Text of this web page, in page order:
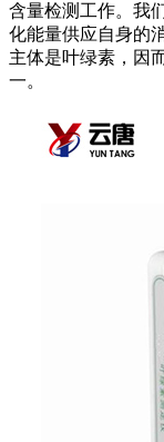
含量检测工作。我
化能量供应自身的
主体是叶绿素，因
一。